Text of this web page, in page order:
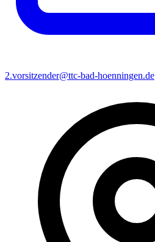
2.vorsitzender@ttc-bad-hoenningen.de